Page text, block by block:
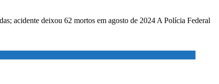
acidente deixou 62 mortos em agosto de 2024 A Polícia Federal